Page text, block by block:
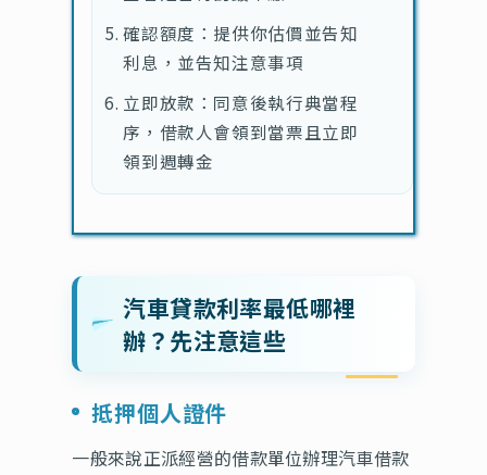
確認額度：提供你估價並告知
利息，並告知注意事項
立即放款：同意後執行典當程
序，借款人會領到當票且立即
領到週轉金
汽車貸款利率最低哪裡
辦？先注意這些
抵押個人證件
一般來說正派經營的借款單位辦理汽車借款